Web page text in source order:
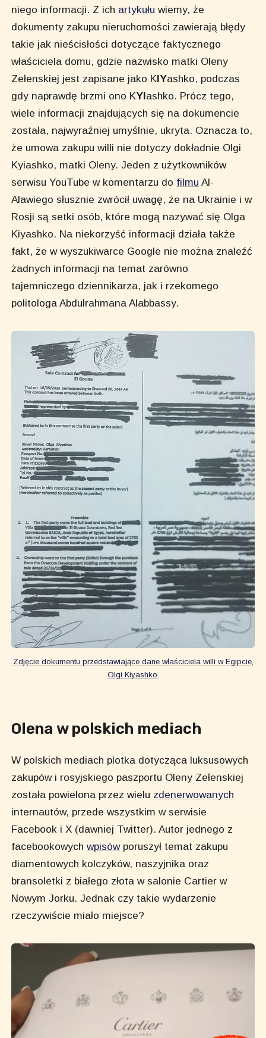
niego informacji. Z ich artykułu wiemy, że
dokumenty zakupu nieruchomości zawierają błędy
takie jak nieścisłości dotyczące faktycznego
właściciela domu, gdzie nazwisko matki Oleny
Zełenskiej jest zapisane jako KIYashko, podczas
gdy naprawdę brzmi ono KYIashko. Prócz tego,
wiele informacji znajdujących się na dokumencie
została, najwyraźniej umyślnie, ukryta. Oznacza to,
że umowa zakupu willi nie dotyczy dokładnie Olgi
Kyiashko, matki Oleny. Jeden z użytkowników
serwisu YouTube w komentarzu do filmu Al-
Alawiego słusznie zwrócił uwagę, że na Ukrainie i w
Rosji są setki osób, które mogą nazywać się Olga
Kiyashko. Na niekorzyść informacji działa także
fakt, że w wyszukiwarce Google nie można znaleźć
żadnych informacji na temat zarówno
tajemniczego dziennikarza, jak i rzekomego
politologa Abdulrahmana Alabbassy.
Zdjęcie dokumentu przedstawiające dane właściciela willi w Egipcie,
Olgi Kiyashko.
Olena w polskich mediach
W polskich mediach plotka dotycząca luksusowych
zakupów i rosyjskiego paszportu Oleny Zełenskiej
została powielona przez wielu zdenerwowanych
internautów, przede wszystkim w serwisie
Facebook i X (dawniej Twitter). Autor jednego z
facebookowychwpisówporuszył temat zakupu
diamentowych kolczyków, naszyjnika oraz
bransoletki z białego złota w salonie Cartier w
Nowym Jorku. Jednak czy takie wydarzenie
rzeczywiście miało miejsce?